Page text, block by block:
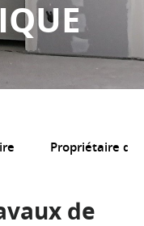
Propriétaire
de